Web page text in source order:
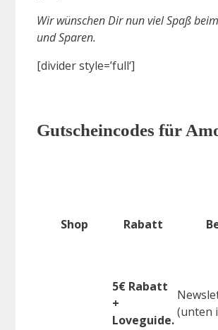
Wir wünschen Dir nun viel Spaß
und Sparen.
[divider style=’full‘]
Gutscheincodes für
Shop Rabatt
5€ Rabatt
+
Loveguide.
(unten